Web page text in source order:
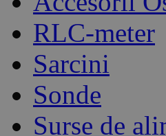
RLC-meter
Sarcini
Sonde
Surse de